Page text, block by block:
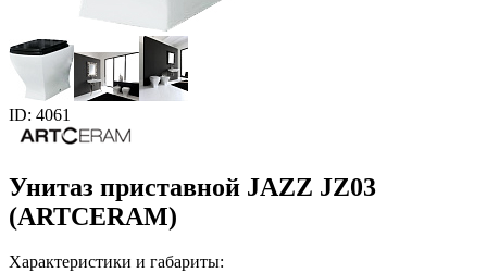
ID: 4061
Унитаз приставной JAZZ JZ03
(ARTCERAM)
Характеристики и габариты: